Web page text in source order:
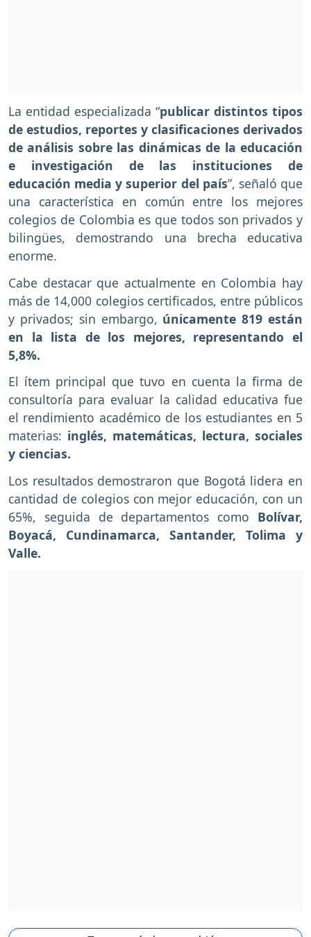
La entidad especializada “publicar distintos tipos
de estudios, reportes y clasificaciones derivados
de análisis sobre las dinámicas de la educación
e investigación de las instituciones de
educación media y superior del país”, señaló que
una característica en común entre los mejores
colegios de Colombia es que todos son privados y
bilingües, demostrando una brecha educativa
enorme.
Cabe destacar que actualmente en Colombia hay
más de 14,000 colegios certificados, entre públicos
y privados; sin embargo, únicamente 819 están
en la lista de los mejores, representando el
5,8%.
El ítem principal que tuvo en cuenta la firma de
consultoría para evaluar la calidad educativa fue
el rendimiento académico de los estudiantes en 5
materias: inglés, matemáticas, lectura, sociales
y ciencias.
Los resultados demostraron que Bogotá lidera en
cantidad de colegios con mejor educación, con un
65%, seguida de departamentos como Bolívar,
Boyacá, Cundinamarca, Santander, Tolima y
Valle.